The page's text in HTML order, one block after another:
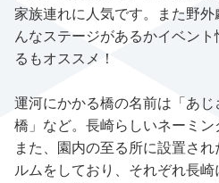
家族連れに人気です。また野
んなステージがあるかイベン
るもオススメ！
運河にかかる橋の名前は「あ
橋」など。長崎らしいネーミン
また、園内の至る所に設置さ
ルムをしており、それぞれ長